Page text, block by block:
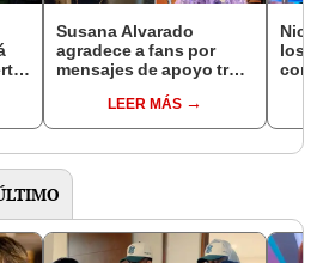
Susana Alvarado
agradece a fans por
mensajes de apoyo tras
viviendaLEER MÁS
los
con